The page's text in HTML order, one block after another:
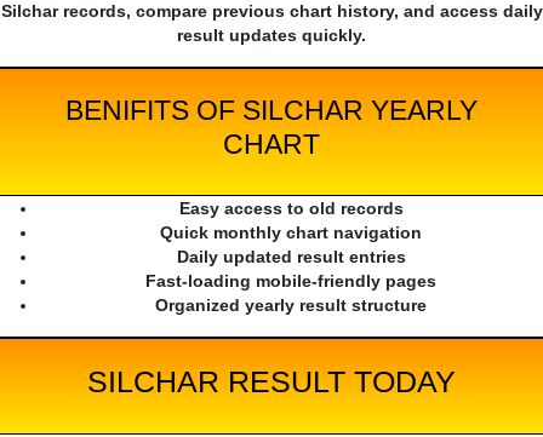
Silchar records, compare previous chart history, and access daily
result updates quickly.
BENIFITS OF SILCHAR YEARLY
CHART
Easy access to old records
Quick monthly chart navigation
Daily updated result entries
Fast-loading mobile-friendly pages
Organized yearly result structure
SILCHAR RESULT TODAY